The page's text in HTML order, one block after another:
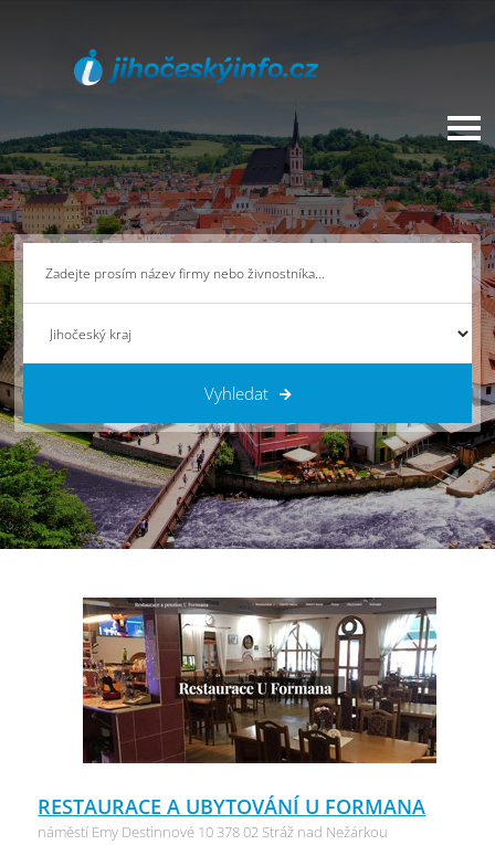
Vyhledat
RESTAURACE A UBYTOVÁNÍ U FORMANA
náměstí Emy Destinnové 10 378 02 Stráž nad Nežárkou